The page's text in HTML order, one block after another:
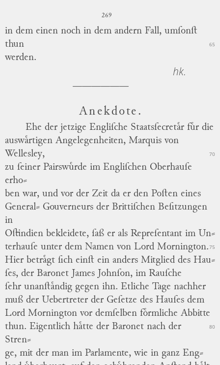
269
in dem einen noch in dem andern Fall, umſonſt
thun
65
werden.
hk.
Anekdote.
Ehe der jetzige Engliſche Staatsſecretaͤr fuͤr die
auswaͤrtigen Angelegenheiten, Marquis von
Wellesley,
70
zu ſeiner Pairswuͤrde im Engliſchen Oberhauſe
erho⸗
ben war, und vor der Zeit da er den Poſten eines
General⸗ Gouverneurs der Brittiſchen Beſitzungen
in
Oſtindien bekleidete, ſaß er als Repreſentant im Un⸗
terhauſe unter dem Namen von Lord Mornington.75
Hier betraͤgt ſich einſt ein anders Mitglied des Hau⸗
ſes, der Baronet James Johnſon, im Rauſche
ſehr unanſtaͤndig gegen ihn. Etliche Tage nachher
muß der Uebertreter der Geſetze des Hauſes dem
Lord Mornington vor demſelben foͤrmliche Abbitte
80
thun. Eigentlich haͤtte der Baronet nach der
Stren⸗
ge, mit der man im Parlamente, wie in ganz Eng⸗